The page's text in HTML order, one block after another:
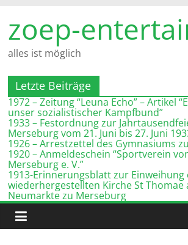
Inhalt
springen
zoep-
alles ist möglich
Letzte Beiträge
1972 – Zeitung “Leuna Echo” – Artikel
unser sozialistischer Kampfbund”
1933 – Festordnung zur
Merseburg vom 21. Juni bis 27. Juni
1926 – Arrestzettel des Gymnasiums
1920 – Anmeldeschein “Sportverein
Merseburg e. V.”
1913-Erinnerungsblatt zur Einweihung
wiederhergestellten Kirche St Thomae
Neumarkte zu Merseburg